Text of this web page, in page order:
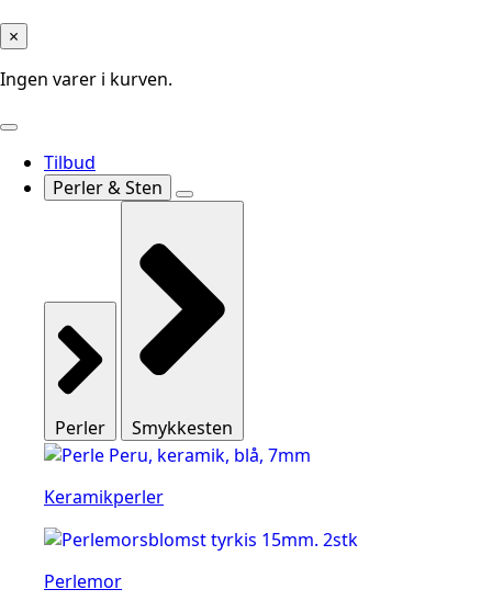
×
Ingen varer i kurven.
Tilbud
Perler & Sten
Perler Smykkesten
Keramikperler
Perlemor